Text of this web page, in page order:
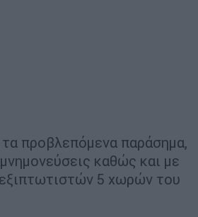
προβλεπόμενα παράσημα,
καθώς και με
5 χωρών του